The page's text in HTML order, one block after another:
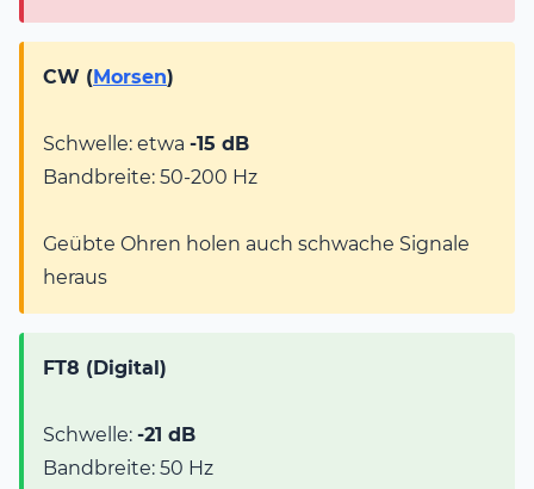
CW (Morsen)
Schwelle: etwa -15 dB
Bandbreite: 50-200 Hz
Geübte Ohren holen auch schwache Signale
heraus
FT8 (Digital)
Schwelle: -21 dB
Bandbreite: 50 Hz